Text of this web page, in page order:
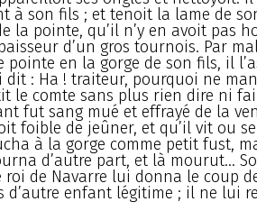
à son fils ; et tenoit la lame de
la pointe, qu’il n’y en avoit pas
d’un gros tournois. Par
pointe en la gorge de son fils, il
dit : Ha ! traiteur, pourquoi ne
le comte sans plus rien dire ni
fut sang mué et effrayé de la
foible de jeûner, et qu’il vit ou
à la gorge comme petit fust,
d’autre part, et là mourut...
roi de Navarre lui donna le coup
d’autre enfant légitime ; il ne lui